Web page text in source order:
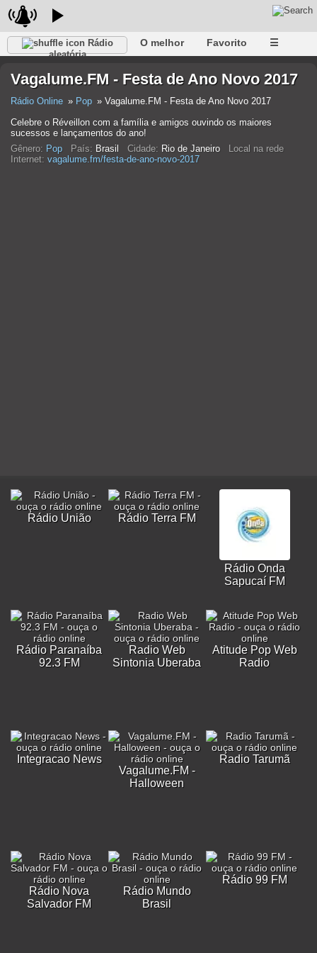
Rádio
aleatória
O melhor Favorito ☰
Vagalume.FM - Festa de Ano Novo 2017
Rádio Online Pop
Vagalume.FM - Festa de Ano Novo 2017
Celebre o Réveillon com a família e amigos ouvindo os maiores
sucessos e lançamentos do ano!
Gênero: Pop País: Brasil Cidade: Rio de Janeiro
Local na rede
Internet: vagalume.fm/festa-de-ano-novo-2017
Rádio União Rádio Terra FM
Rádio Onda
Sapucaí FM
Rádio Paranaíba
92.3 FM
Radio Web
Sintonia Uberaba
Atitude Pop Web
Radio
Integracao News
Vagalume.FM -
Halloween
Radio Tarumã
Rádio Nova
Salvador FM
Rádio Mundo
Brasil
Rádio 99 FM